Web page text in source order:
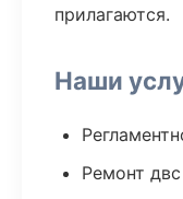
прилагаются.
Наши
Ремонт